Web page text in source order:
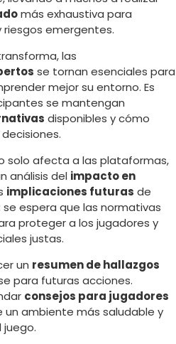
más exhaustiva para
emergentes.
las
se tornan esenciales para
mejor su entorno. Es
se mantengan
disponibles y cómo
solo afecta a las plataformas,
análisis del impacto en
implicaciones futuras de
espera que las normativas
proteger a los jugadores y
justas.
un resumen de hallazgos
para futuras acciones.
consejos para jugadores
un ambiente más saludable y